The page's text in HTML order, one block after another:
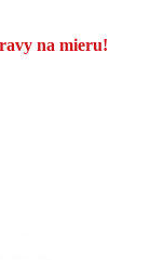
na mieru!